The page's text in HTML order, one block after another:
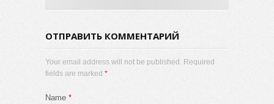
ОТПРАВИТЬ КОММЕНТАРИЙ
Your email address will not be published. Required
fields are marked *
Name *